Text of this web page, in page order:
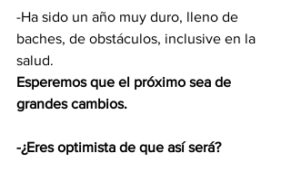
-Ha sido un año muy duro, lleno de
baches, de obstáculos, inclusive en la
salud.
Esperemos que el próximo sea de
grandes cambios.
-¿Eres optimista de que así será?